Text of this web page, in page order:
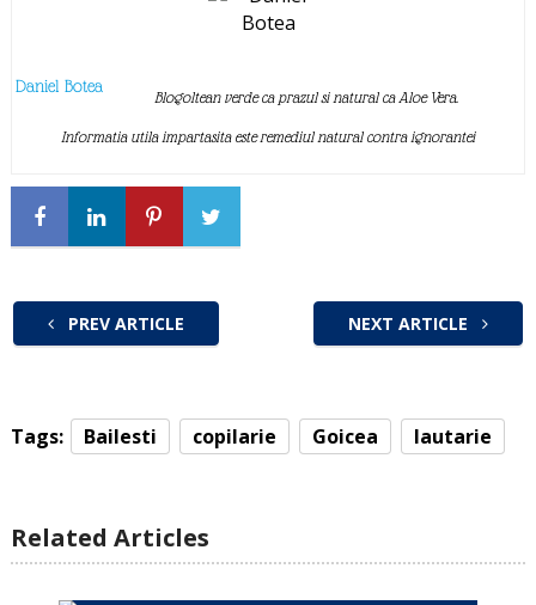
Daniel Botea
Blogoltean verde ca prazul si natural ca Aloe Vera.
Informatia utila impartasita este remediul natural contra ignorantei
PREV ARTICLE NEXT ARTICLE
Tags: Bailesti copilarie Goicea lautarie
Related Articles